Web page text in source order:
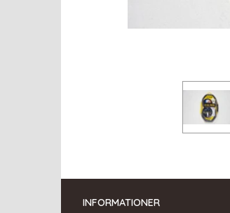
INFORMATIONER